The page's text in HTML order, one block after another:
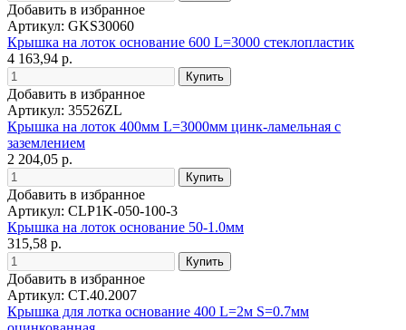
Добавить в избранное
Артикул: GKS30060
Крышка на лоток основание 600 L=3000 стеклопластик
4 163,94 р.
Добавить в избранное
Артикул: 35526ZL
Крышка на лоток 400мм L=3000мм цинк-ламельная с
заземлением
2 204,05 р.
Добавить в избранное
Артикул: CLP1K-050-100-3
Крышка на лоток основание 50-1.0мм
315,58 р.
Добавить в избранное
Артикул: CT.40.2007
Крышка для лотка основание 400 L=2м S=0.7мм